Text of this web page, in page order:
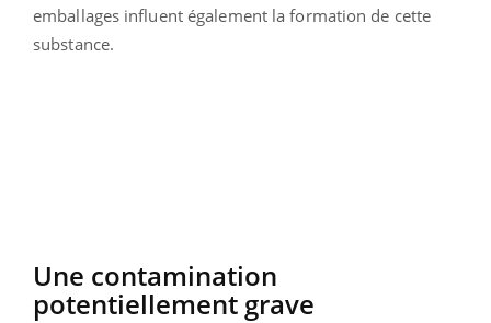
emballages influent également la formation de cette
substance.
Une contamination
potentiellement grave